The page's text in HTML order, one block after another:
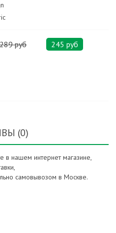
289 руб 245 руб
(0)
в нашем интернет магазине,
самовывозом в Москве.